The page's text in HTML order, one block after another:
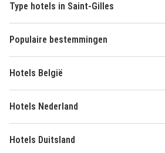
Type hotels in Saint-Gilles
Populaire bestemmingen
Hotels België
Hotels Nederland
Hotels Duitsland